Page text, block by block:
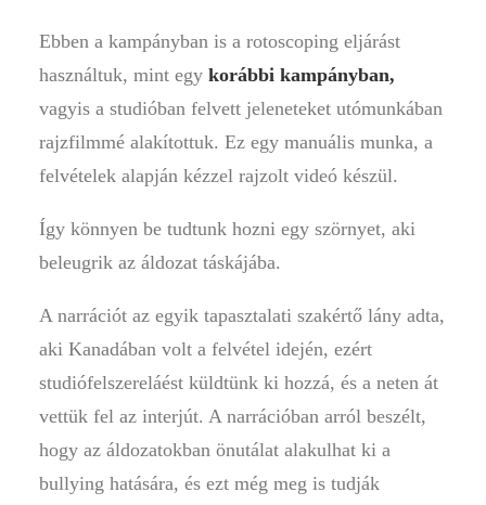
Ebben a kampányban is a rotoscoping eljárást
használtuk, mint egy korábbi kampányban,
vagyis a studióban felvett jeleneteket utómunkában
rajzfilmmé alakítottuk. Ez egy manuális munka, a
felvételek alapján kézzel rajzolt videó készül.
Így könnyen be tudtunk hozni egy szörnyet, aki
beleugrik az áldozat táskájába.
A narrációt az egyik tapasztalati szakértő lány adta,
aki Kanadában volt a felvétel idején, ezért
studiófelszereláést küldtünk ki hozzá, és a neten át
vettük fel az interjút. A narrációban arról beszélt,
hogy az áldozatokban önutálat alakulhat ki a
bullying hatására, és ezt még meg is tudják